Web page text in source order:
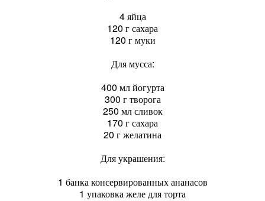
4 яйца
120 г сахара
120 г муки
Для мусса:
400 мл йогурта
300 г творога
250 мл сливок
170 г сахара
20 г желатина
Для украшения:
1 банка консервированных ананасов
1 упаковка желе для торта